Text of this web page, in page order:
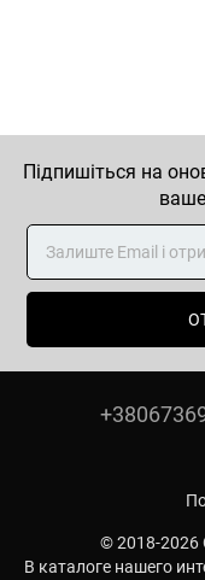
Підпишіться на
© 2018-
В каталоге нашего